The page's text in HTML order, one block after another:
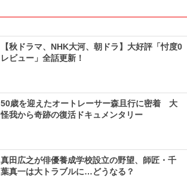
【秋ドラマ、NHK大河、朝ドラ】大好評「忖度0
レビュー」全話更新！
50歳を迎えたオートレーサー森且行に密着 大
怪我から奇跡の復活ドキュメンタリー
真田広之が俳優養成学校設立の野望、師匠・千
葉真一は大トラブルに…どうなる？